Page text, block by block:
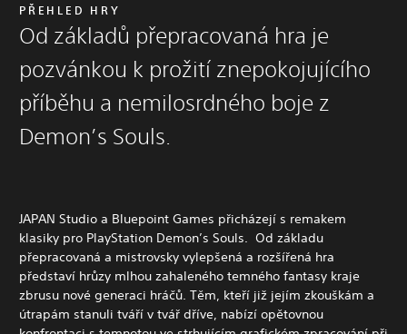
PŘEHLED HRY
Od základů přepracovaná hra je
pozvánkou k prožití znepokojujícího
příběhu a nemilosrdného boje z
Demon’s Souls.
JAPAN Studio a Bluepoint Games přicházejí s remakem
klasiky pro PlayStation Demon’s Souls. Od základu
přepracovaná a mistrovsky vylepšená a rozšířená hra
představí hrůzy mlhou zahaleného temného fantasy kraje
zbrusu nové generaci hráčů. Těm, kteří již jejím zkouškám a
útrapám stanuli tváří v tvář dříve, nabízí opětovnou